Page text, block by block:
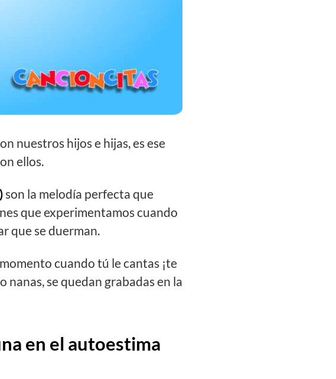
nuestros hijos e hijas, es ese
ellos.
son la melodía perfecta que
que experimentamos cuando
que se duerman.
cuando tú le cantas ¡te
nanas, se quedan grabadas en la
en el autoestima